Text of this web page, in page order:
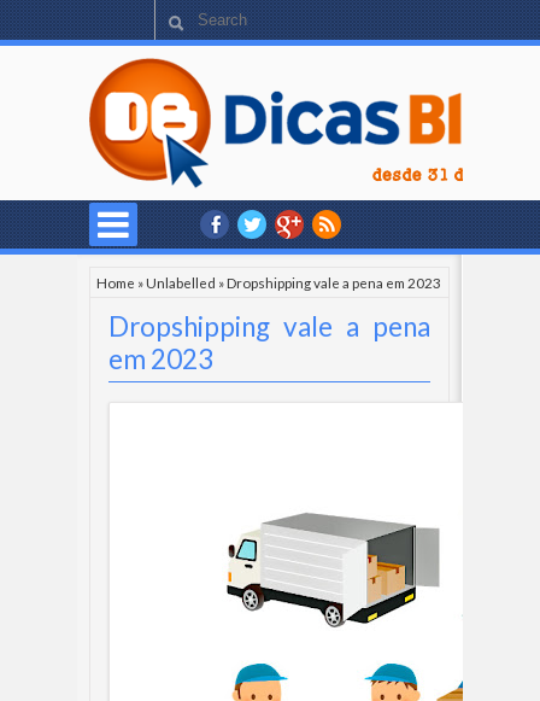
Home »Unlabelled »Dropshipping vale a pena em 2023
Dropshipping vale a pena
em 2023